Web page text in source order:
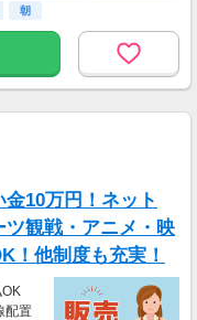
朝
金10万円！ネット
観戦・アニメ・映
！他制度も充実！
配置